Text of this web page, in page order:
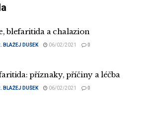
blefaritida a chalazion
BLAŽEJ DUŠEK 06/02/2021 0
příznaky, příčiny a léčba
BLAŽEJ DUŠEK 06/02/2021 0